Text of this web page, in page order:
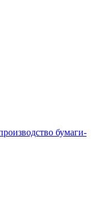
бумаги-